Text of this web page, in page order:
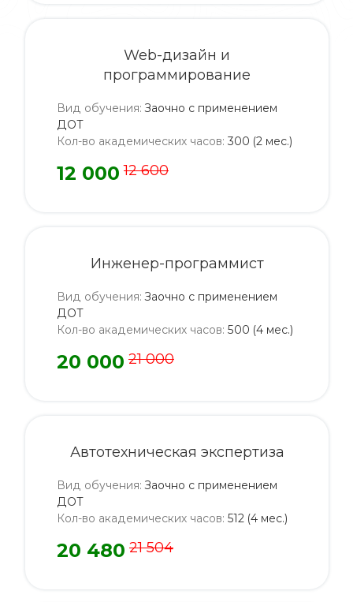
Web-дизайн и
программирование
Вид обучения: Заочно с применением
ДОТ
Кол-во академических часов: 300 (2 мес.)
12 000 12 600
Инженер-программист
Вид обучения: Заочно с применением
ДОТ
Кол-во академических часов: 500 (4 мес.)
20 000 21 000
Автотехническая экспертиза
Вид обучения: Заочно с применением
ДОТ
Кол-во академических часов: 512 (4 мес.)
20 480 21 504